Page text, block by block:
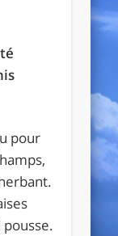
pour
pousse.